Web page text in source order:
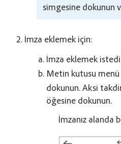
simgesine dokunun
İmza eklemek için:
İmza eklemek
Metin kutusu
dokunun. Aksi
öğesine dokunun.
İmzanız alanda